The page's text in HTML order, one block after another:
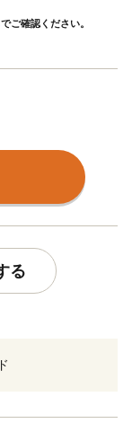
でご確認ください。
る